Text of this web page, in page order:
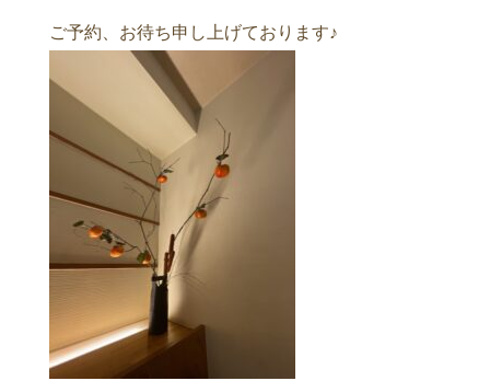
ご予約、お待ち申し上げております♪